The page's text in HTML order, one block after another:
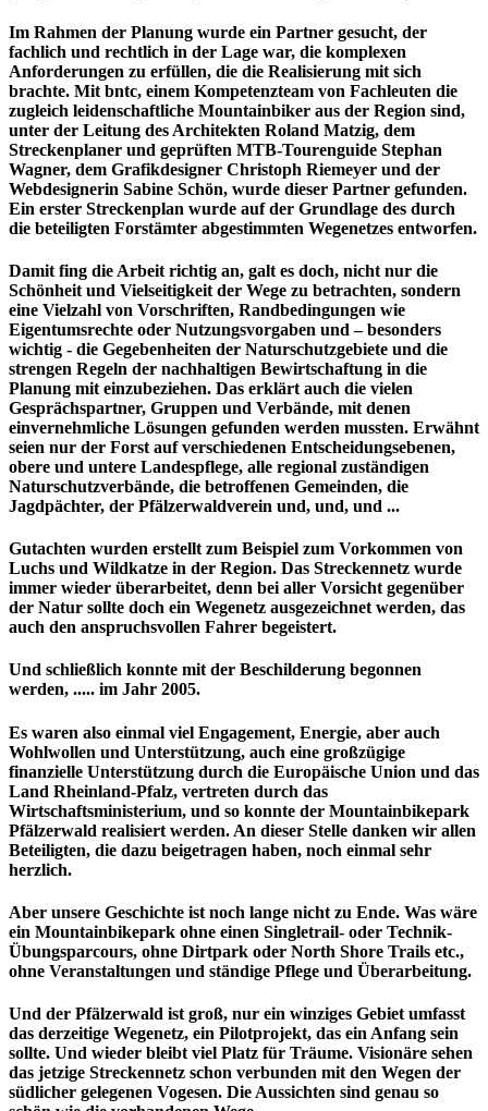
Im Rahmen der Planung wurde ein Partner gesucht, der
fachlich und rechtlich in der Lage war, die komplexen
Anforderungen zu erfüllen, die die Realisierung mit sich
brachte. Mit bntc, einem Kompetenzteam von Fachleuten die
zugleich leidenschaftliche Mountainbiker aus der Region sind,
unter der Leitung des Architekten Roland Matzig, dem
Streckenplaner und geprüften MTB-Tourenguide Stephan
Wagner, dem Grafikdesigner Christoph Riemeyer und der
Webdesignerin Sabine Schön, wurde dieser Partner gefunden.
Ein erster Streckenplan wurde auf der Grundlage des durch
die beteiligten Forstämter abgestimmten Wegenetzes entworfen.
Damit fing die Arbeit richtig an, galt es doch, nicht nur die
Schönheit und Vielseitigkeit der Wege zu betrachten, sondern
eine Vielzahl von Vorschriften, Randbedingungen wie
Eigentumsrechte oder Nutzungsvorgaben und – besonders
wichtig - die Gegebenheiten der Naturschutzgebiete und die
strengen Regeln der nachhaltigen Bewirtschaftung in die
Planung mit einzubeziehen. Das erklärt auch die vielen
Gesprächspartner, Gruppen und Verbände, mit denen
einvernehmliche Lösungen gefunden werden mussten. Erwähnt
seien nur der Forst auf verschiedenen Entscheidungsebenen,
obere und untere Landespflege, alle regional zuständigen
Naturschutzverbände, die betroffenen Gemeinden, die
Jagdpächter, der Pfälzerwaldverein und, und, und ...
Gutachten wurden erstellt zum Beispiel zum Vorkommen von
Luchs und Wildkatze in der Region. Das Streckennetz wurde
immer wieder überarbeitet, denn bei aller Vorsicht gegenüber
der Natur sollte doch ein Wegenetz ausgezeichnet werden, das
auch den anspruchsvollen Fahrer begeistert.
Und schließlich konnte mit der Beschilderung begonnen
werden, ..... im Jahr 2005.
Es waren also einmal viel Engagement, Energie, aber auch
Wohlwollen und Unterstützung, auch eine großzügige
finanzielle Unterstützung durch die Europäische Union und das
Land Rheinland-Pfalz, vertreten durch das
Wirtschaftsministerium, und so konnte der Mountainbikepark
Pfälzerwald realisiert werden. An dieser Stelle danken wir allen
Beteiligten, die dazu beigetragen haben, noch einmal sehr
herzlich.
Aber unsere Geschichte ist noch lange nicht zu Ende. Was wäre
ein Mountainbikepark ohne einen Singletrail- oder Technik-
Übungsparcours, ohne Dirtpark oder North Shore Trails etc.,
ohne Veranstaltungen und ständige Pflege und Überarbeitung.
Und der Pfälzerwald ist groß, nur ein winziges Gebiet umfasst
das derzeitige Wegenetz, ein Pilotprojekt, das ein Anfang sein
sollte. Und wieder bleibt viel Platz für Träume. Visionäre sehen
das jetzige Streckennetz schon verbunden mit den Wegen der
südlicher gelegenen Vogesen. Die Aussichten sind genau so